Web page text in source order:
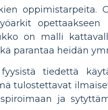
oppimistarpeita.
on malli
parantaa heidän
tiedettä
tulostettavat
ja